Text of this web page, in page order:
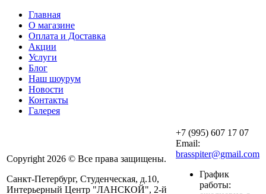
Главная
О магазине
Оплата и Доставка
Акции
Услуги
Блог
Наш шоурум
Новости
Контакты
Галерея
Copyright 2026 © Все права защищены.
Санкт-Петербург, Студенческая, д.10,
Интерьерный Центр "ЛАНСКОЙ", 2-й
+7 (995) 607 17 07
Email:
brasspiter@gmail.com
График
работы: